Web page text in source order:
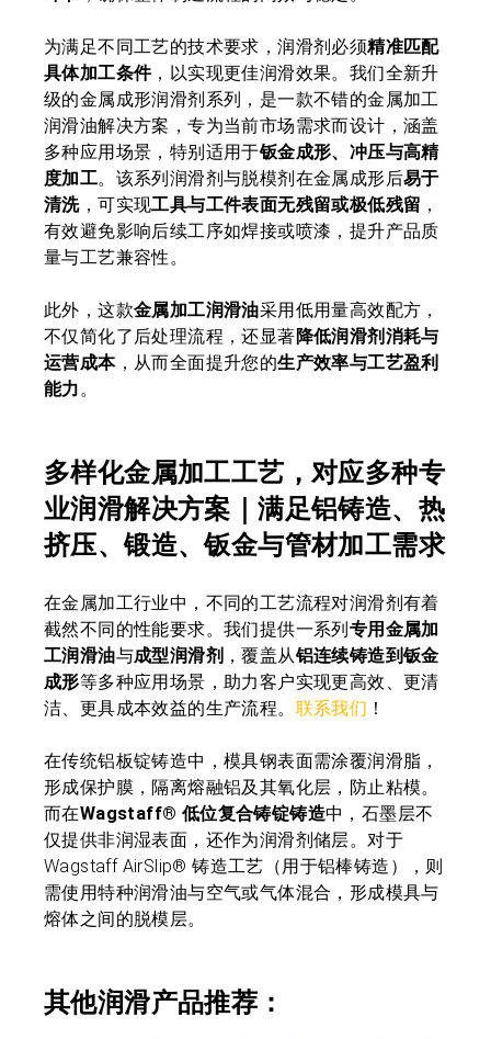
为满足不同工艺的技术要求，润滑剂必须精准匹配
具体加工条件，以实现更佳润滑效果。我们全新升
级的金属成形润滑剂系列，是一款不错的金属加工
润滑油解决方案，专为当前市场需求而设计，涵盖
多种应用场景，特别适用于钣金成形、冲压与高精
度加工。该系列润滑剂与脱模剂在金属成形后易于
清洗，可实现工具与工件表面无残留或极低残留 ，
有效避免影响后续工序如焊接或喷漆，提升产品质
量与工艺兼容性。
此外，这款金属加工润滑油采用低用量高效配方，
不仅简化了后处理流程，还显著降低润滑剂消耗与
运营成本，从而全面提升您的生产效率与工艺盈利
能力。
多样化金属加工工艺，对应多种专
业润滑解决方案｜满足铝铸造、热
挤压、锻造、钣金与管材加工需求
在金属加工行业中，不同的工艺流程对润滑剂有着
截然不同的性能要求。我们提供一系列专用金属加
工润滑油与成型润滑剂 ，覆盖从铝连续铸造到钣金
成形等多种应用场景，助力客户实现更高效、更清
洁、更具成本效益的生产流程。 联系我们 ！
在传统铝板锭铸造中，模具钢表面需涂覆润滑脂，
形成保护膜，隔离熔融铝及其氧化层，防止粘模。
而在Wagstaff® 低位复合铸锭铸造中，石墨层不
仅提供非润湿表面，还作为润滑剂储层。对于
Wagstaff AirSlip® 铸造工艺（用于铝棒铸造），则
需使用特种润滑油与空气或气体混合，形成模具与
熔体之间的脱模层。
其他润滑产品推荐：